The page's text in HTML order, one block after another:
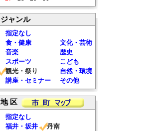
ジャンル
指定なし
食・健康
文化・芸術
音楽
歴史
スポーツ
こども
観光・祭り
自然・環境
講座・セミナー
その他
地 区
指定なし
福井・坂井
丹南